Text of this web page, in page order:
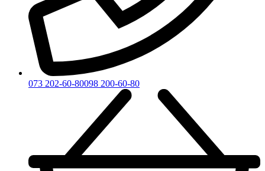
073 202-60-80098 200-60-80